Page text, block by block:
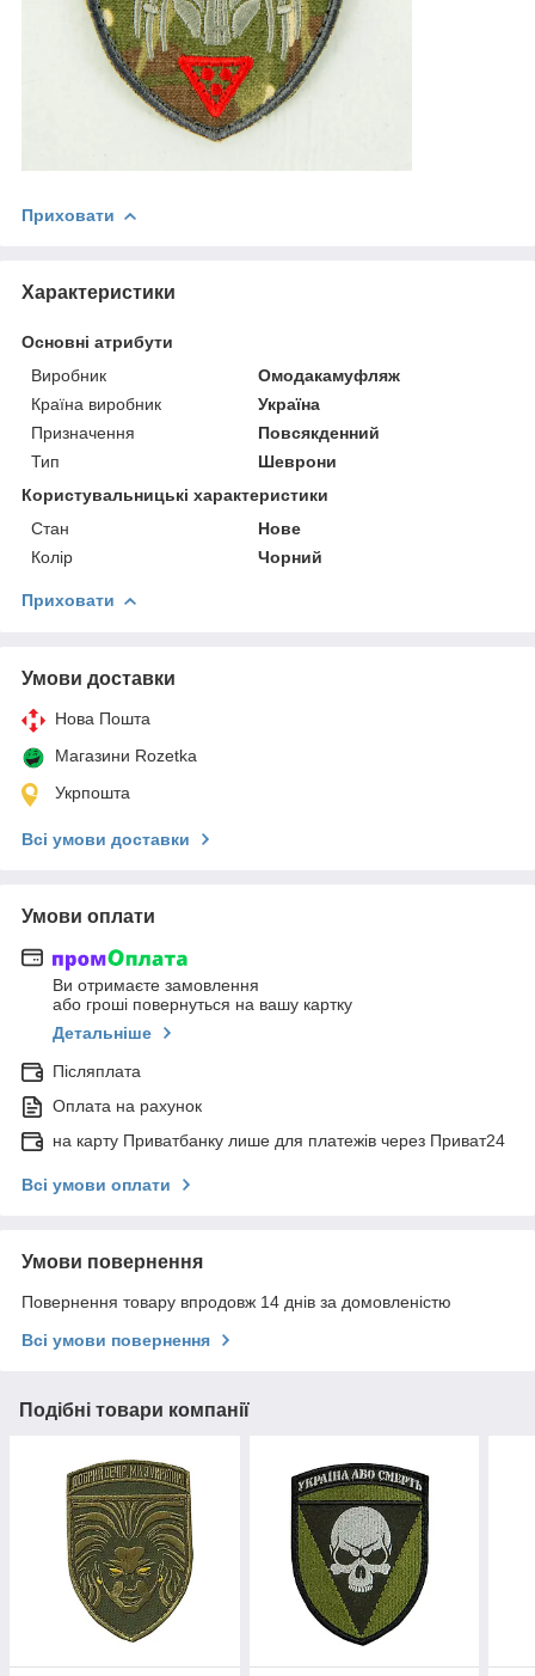
Приховати
Характеристики
Основні атрибути
Виробник
Омодакамуфляж
Країна виробник
Україна
Призначення
Повсякденний
Тип
Шеврони
Користувальницькі характеристики
Стан
Нове
Колір
Чорний
Приховати
Умови доставки
Нова Пошта
Магазини Rozetka
Укрпошта
Всі умови доставки
Умови оплати
Ви отримаєте замовлення
або гроші повернуться на вашу картку
Детальніше
Післяплата
Оплата на рахунок
на карту Приватбанку лише для платежів через Приват24
Всі умови оплати
Умови повернення
Повернення товару впродовж 14 днів за домовленістю
Всі умови повернення
Подібні товари компанії